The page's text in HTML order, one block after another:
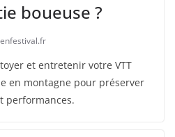
boueuse ?
et entretenir votre VTT
en montagne pour préserver
performances.